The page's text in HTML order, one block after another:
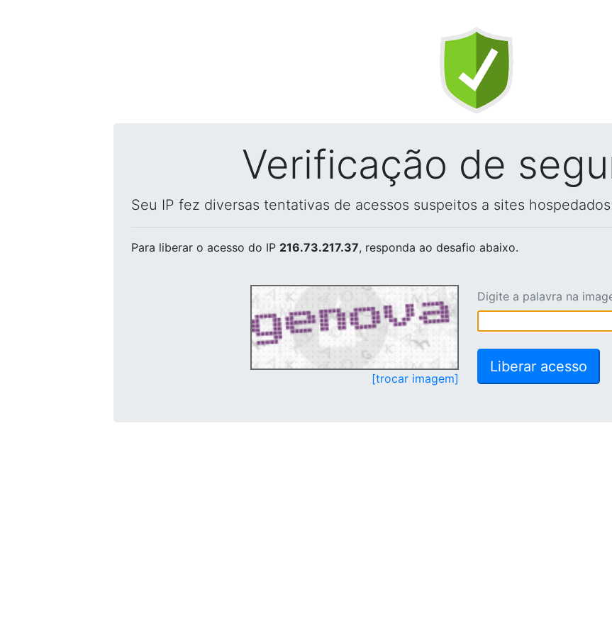
Verificação de
Seu IP fez diversas tentativas de acessos suspeitos a sites
Para liberar o acesso do IP 216.73.217.37, responda ao desafio abaixo.
[trocar imagem]
Digite a palavra na